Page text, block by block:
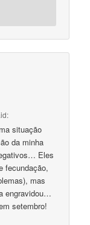
situação
da minha
Eles
fecundação,
mas
engravidou…
setembro!